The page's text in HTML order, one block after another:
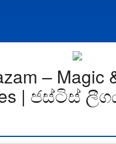
– Magic
| ජස්ටිස්